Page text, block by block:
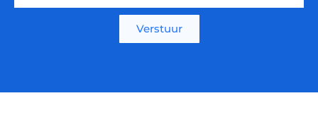
Verstuur